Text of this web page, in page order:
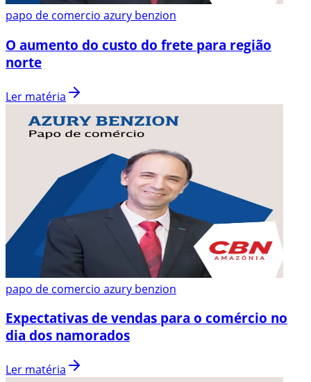
papo de comercio azury benzion
O aumento do custo do frete para região
norte
Ler matéria
papo de comercio azury benzion
Expectativas de vendas para o comércio no
dia dos namorados
Ler matéria